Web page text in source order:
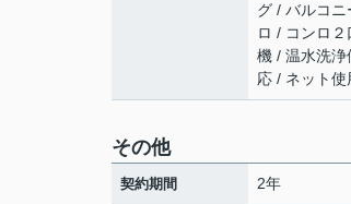
グ / バルコ
ロ / コンロ
機 / 温水洗
応 / ネット
その他
契約期間 2年